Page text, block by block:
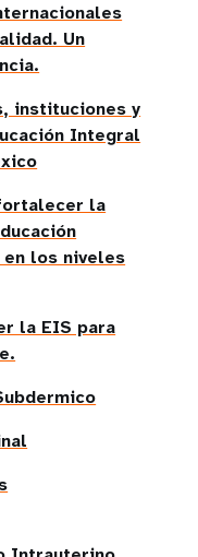
Un
instituciones y
Integral
la
los niveles
la EIS para